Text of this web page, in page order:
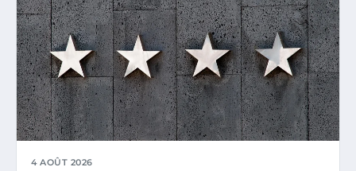
4 AOÛT 2026